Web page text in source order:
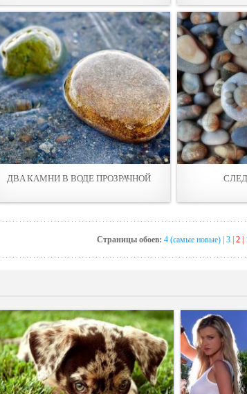
ДВA КАМНИ В ВОДЕ ПРОЗРАЧНОЙ
Страницы обоев: 4 (самые новые) 3 2 |